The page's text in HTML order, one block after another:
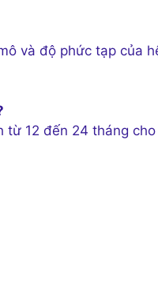
và độ phức tạp của
từ 12 đến 24 tháng